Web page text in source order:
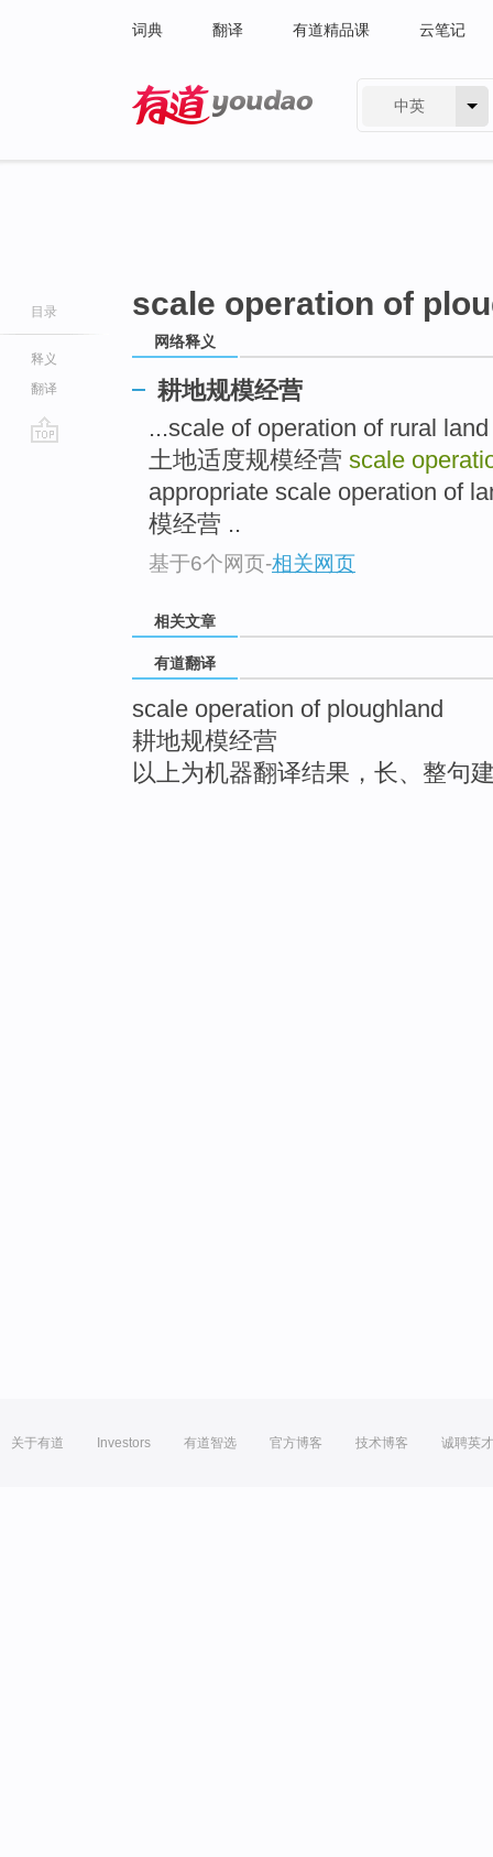
词典 翻译 有道精品课 云笔记
中英
目录
释义
翻译
scale operation of
网络释义
耕地规模经营
...scale of operation of rural
土地适度规模经营 scale
appropriate scale operation of
模经营 ..
基于6个网页-相关网页
相关文章
有道翻译
scale operation of ploughland
耕地规模经营
以上为机器翻译结果，长、整句
关于有道 Investors 有道智选 官方博客 技术博客 诚聘英才